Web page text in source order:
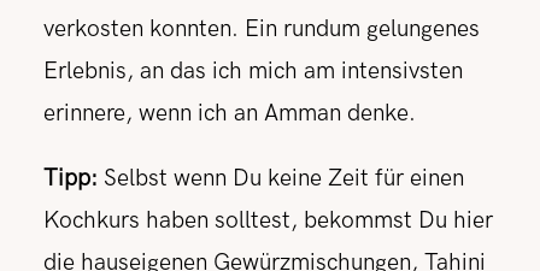
verkosten konnten. Ein rundum gelungenes
Erlebnis, an das ich mich am intensivsten
erinnere, wenn ich an Amman denke.
Tipp: Selbst wenn Du keine Zeit für einen
Kochkurs haben solltest, bekommst Du hier
die hauseigenen Gewürzmischungen, Tahini